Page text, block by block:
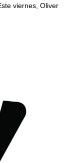
viernes, Oliver